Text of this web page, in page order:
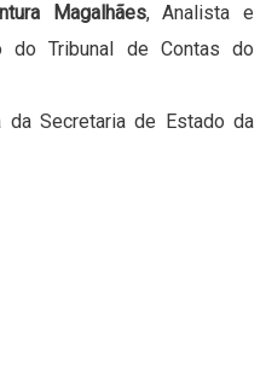
Magalhães, Analista e
do Tribunal de Contas do
da Secretaria de Estado da